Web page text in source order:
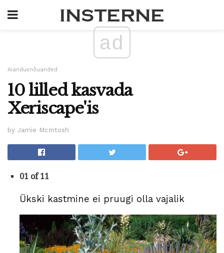
ad
Aiandusnõuanded
10 lilled kasvada
Xeriscape'is
by Jamie McIntosh
01 of 11
Ükski kastmine ei pruugi olla vajalik